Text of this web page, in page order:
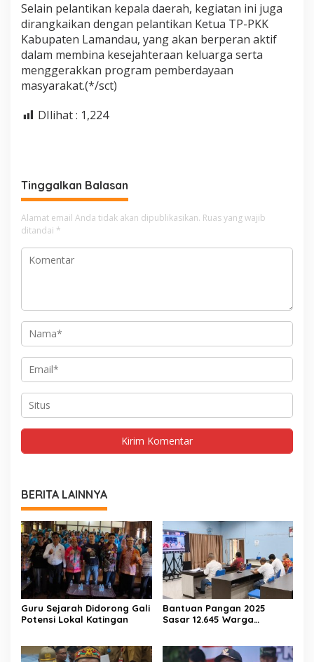
Selain pelantikan kepala daerah, kegiatan ini juga
dirangkaikan dengan pelantikan Ketua TP-PKK
Kabupaten Lamandau, yang akan berperan aktif
dalam membina kesejahteraan keluarga serta
menggerakkan program pemberdayaan
masyarakat.(*/sct)
DIlihat : 1,224
Tinggalkan Balasan
Alamat email Anda tidak akan dipublikasikan. Ruas yang wajib
ditandai *
BERITA LAINNYA
Guru Sejarah Didorong Gali
Potensi Lokal Katingan
Bantuan Pangan 2025
Sasar 12.645 Warga